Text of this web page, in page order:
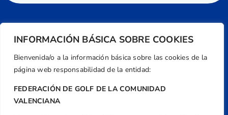
INFORMACIÓN BÁSICA SOBRE COOKIES
Bienvenida/o a la información básica sobre las cookies de la
página web responsabilidad de la entidad:
FEDERACIÓN DE GOLF DE LA COMUNIDAD
VALENCIANA